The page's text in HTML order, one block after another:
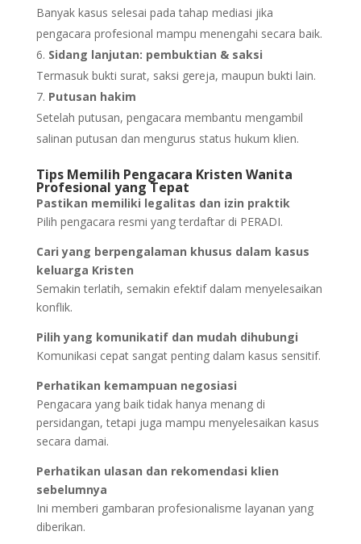
Banyak kasus selesai pada tahap mediasi jika
pengacara profesional mampu menengahi secara baik.
Sidang lanjutan: pembuktian & saksi
Termasuk bukti surat, saksi gereja, maupun bukti lain.
Putusan hakim
Setelah putusan, pengacara membantu mengambil
salinan putusan dan mengurus status hukum klien.
Tips Memilih Pengacara Kristen Wanita
Profesional yang Tepat
Pastikan memiliki legalitas dan izin praktik
Pilih pengacara resmi yang terdaftar di PERADI.
Cari yang berpengalaman khusus dalam kasus
keluarga Kristen
Semakin terlatih, semakin efektif dalam menyelesaikan
konflik.
Pilih yang komunikatif dan mudah dihubungi
Komunikasi cepat sangat penting dalam kasus sensitif.
Perhatikan kemampuan negosiasi
Pengacara yang baik tidak hanya menang di
persidangan, tetapi juga mampu menyelesaikan kasus
secara damai.
Perhatikan ulasan dan rekomendasi klien
sebelumnya
Ini memberi gambaran profesionalisme layanan yang
diberikan.